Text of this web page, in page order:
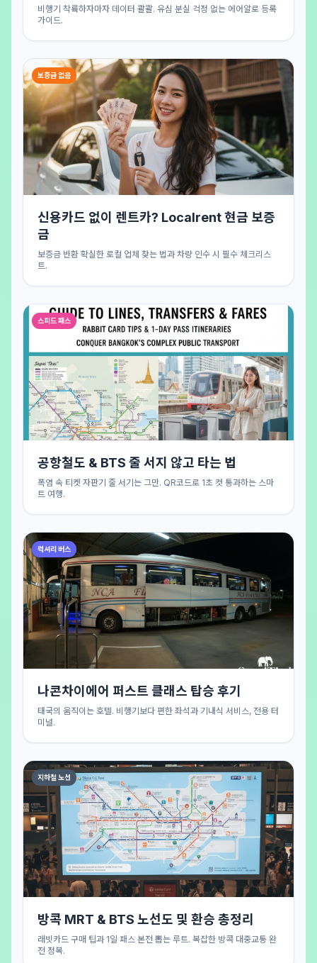
비행기 착륙하자마자 데이터 콸콸. 유심 분실 걱정 없는 에어알로 등록
가이드.
보증금 없음
신용카드 없이 렌트카? Localrent 현금 보증
금
보증금 반환 확실한 로컬 업체 찾는 법과 차량 인수 시 필수 체크리스
트.
스피드 패스
공항철도 & BTS 줄 서지 않고 타는 법
폭염 속 티켓 자판기 줄 서기는 그만. QR코드로 1초 컷 통과하는 스마
트 여행.
럭셔리 버스
나콘차이에어 퍼스트 클래스 탑승 후기
태국의 움직이는 호텔. 비행기보다 편한 좌석과 기내식 서비스, 전용 터
미널.
지하철 노선
방콕 MRT & BTS 노선도 및 환승 총정리
래빗카드 구매 팁과 1일 패스 본전 뽑는 루트. 복잡한 방콕 대중교통 완
전 정복.